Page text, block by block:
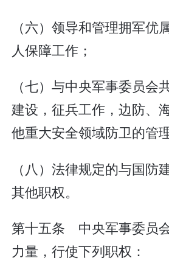
（六）领导和管理拥军优
人保障工作；
（七）与中央军事委员会
建设，征兵工作，边防、
他重大安全领域防卫的管
（八）法律规定的与国防
其他职权。
第十五条 中央军事委员
力量，行使下列职权：